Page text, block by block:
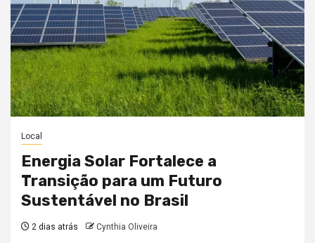
Local
Energia Solar Fortalece a
Transição para um Futuro
Sustentável no Brasil
2 dias atrás Cynthia Oliveira